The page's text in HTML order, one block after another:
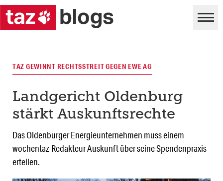
TAZ GEWINNT RECHTSSTREIT GEGEN EWE AG
Landgericht Oldenburg
stärkt Auskunftsrechte
Das Oldenburger Energieunternehmen muss einem
wochentaz-Redakteur Auskunft über seine Spendenpraxis
erteilen.